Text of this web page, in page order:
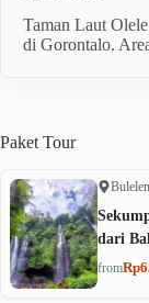
Taman Laut
di Gorontalo.
Paket Tour
dari
from